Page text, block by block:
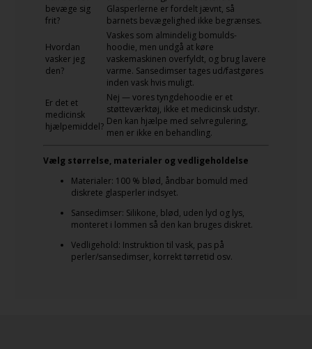
bevæge sig
frit?
Glasperlerne er fordelt jævnt, så
barnets bevægelighed ikke begrænses.
Hvordan
vasker jeg
den?
Vaskes som almindelig bomulds-
hoodie, men undgå at køre
vaskemaskinen overfyldt, og brug lavere
varme. Sansedimser tages ud/fastgøres
inden vask hvis muligt.
Er det et
medicinsk
hjælpemiddel?
Nej — vores tyngdehoodie er et
støtteværktøj, ikke et medicinsk udstyr.
Den kan hjælpe med selvregulering,
men er ikke en behandling.
Vælg størrelse, materialer og vedligeholdelse
Materialer: 100 % blød, åndbar bomuld med
diskrete glasperler indsyet.
Sansedimser: Silikone, blød, uden lyd og lys,
monteret i lommen så den kan bruges diskret.
Vedligehold: Instruktion til vask, pas på
perler/sansedimser, korrekt tørretid osv.